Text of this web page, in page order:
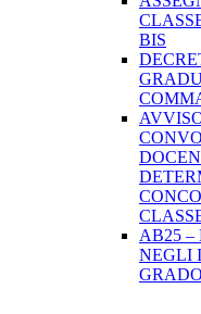
BIS
AB25 –
NEGLI